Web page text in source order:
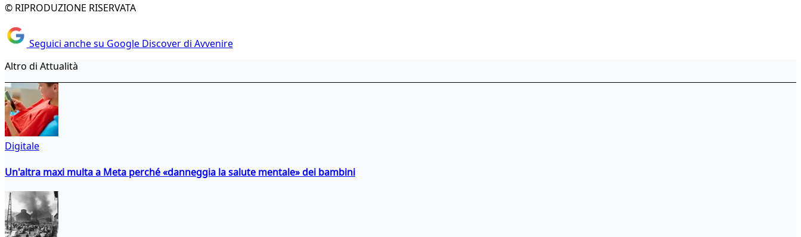
© RIPRODUZIONE RISERVATA
Seguici anche su Google Discover di Avvenire
Altro di Attualità
Digitale
Un'altra maxi multa a Meta perché «danneggia la salute mentale» dei bambini